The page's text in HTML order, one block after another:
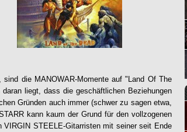
die MANOWAR-Momente auf "Land Of The
liegt, dass die geschäftlichen Beziehungen
Gründen auch immer (schwer zu sagen etwa,
kann kaum der Grund für den vollzogenen
STEELE-Gitarristen mit seiner seit Ende